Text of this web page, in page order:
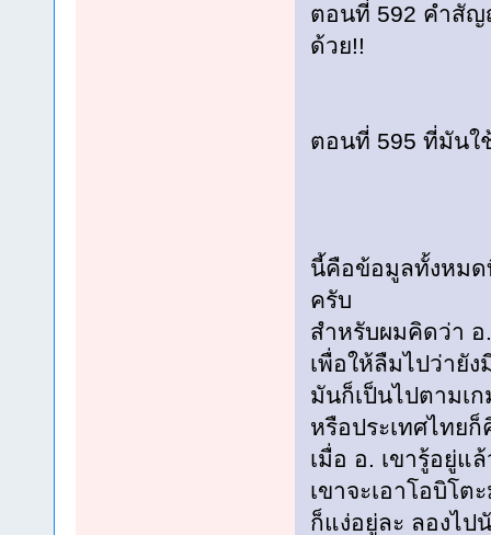
ตอนที่ 592 คำสัญ
ด้วย!!
ตอนที่ 595 ที่มันใ
นี้คือข้อมูลทั้งหมด
ครับ
สำหรับผมคิดว่า
เพื่อให้ลืมไปว่ายั
มันก็เป็นไปตามเก
หรือประเทศไทย
เมื่อ อ. เขารู้อยู่แ
เขาจะเอาโอบิโ
ก็แง่อยู่ละ ลองไ